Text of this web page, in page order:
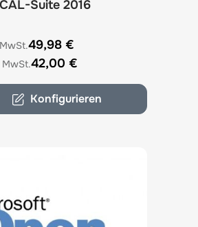
Suite 2016
49,98 €
42,00 €
Konfigurieren